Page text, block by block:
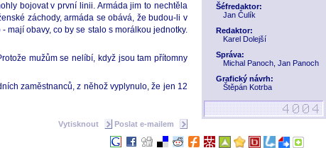
Šéfredaktor:
Jan Čulík
Redaktor:
Karel Dolejší
Správa:
Michal Panoch, Jan Panoch
Grafický návrh:
Štěpán Kotrba
bojovat v první linii. Armáda jim to nechtěla
záchody, armáda se obává, že budou-li v
mají obavy, co by se stalo s morálkou jednotky.
mužům se nelíbí, když jsou tam přítomny
zaměstnanců, z něhož vyplynulo, že jen 12
Vytisknout Poslat e-mailem